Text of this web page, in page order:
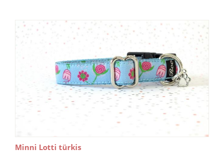
Minni Lotti türkis